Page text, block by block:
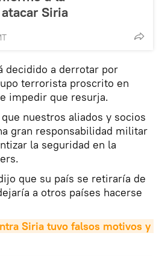
Siria
decidido a derrotar por
terrorista proscrito en
impedir que resurja.
nuestros aliados y socios
gran responsabilidad militar
la seguridad en la
que su país se retiraría de
a otros países hacerse
Siria tuvo falsos motivos y